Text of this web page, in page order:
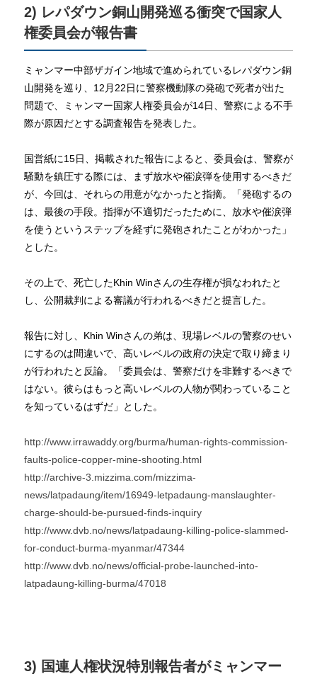
2) レパダウン銅山開発巡る衝突で国家人
権委員会が報告書
ミャンマー中部ザガイン地域で進められているレパダウン銅
山開発を巡り、12月22日に警察機動隊の発砲で死者が出た
問題で、ミャンマー国家人権委員会が14日、警察による不手
際が原因だとする調査報告を発表した。
国営紙に15日、掲載された報告によると、委員会は、警察が
騒動を鎮圧する際には、まず放水や催涙弾を使用するべきだ
が、今回は、それらの用意がなかったと指摘。「発砲するの
は、最後の手段。指揮が不適切だったために、放水や催涙弾
を使うというステップを経ずに発砲されたことがわかった」
とした。
その上で、死亡したKhin Winさんの生存権が損なわれたと
し、公開裁判による審議が行われるべきだと提言した。
報告に対し、Khin Winさんの弟は、現場レベルの警察のせい
にするのは間違いで、高いレベルの政府の決定で取り締まり
が行われたと反論。「委員会は、警察だけを非難するべきで
はない。彼らはもっと高いレベルの人物が関わっていること
を知っているはずだ」とした。
http://www.irrawaddy.org/burma/human-rights-commission-
faults-police-copper-mine-shooting.html
http://archive-3.mizzima.com/mizzima-
news/latpadaung/item/16949-letpadaung-manslaughter-
charge-should-be-pursued-finds-inquiry
http://www.dvb.no/news/latpadaung-killing-police-slammed-
for-conduct-burma-myanmar/47344
http://www.dvb.no/news/official-probe-launched-into-
latpadaung-killing-burma/47018
3) 国連人権状況特別報告者がミャンマー